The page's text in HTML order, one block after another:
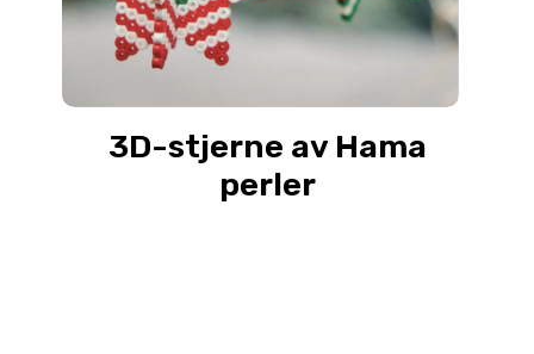
3D-stjerne av Hama
perler